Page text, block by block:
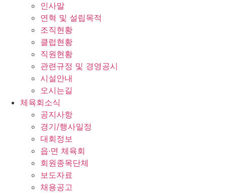
인사말
연혁 및 설립목적
조직현황
클럽현황
직원현황
관련규정 및 경영공시
시설안내
오시는길
체육회소식
공지사항
경기/행사일정
대회정보
읍·면 체육회
회원종목단체
보도자료
채용공고